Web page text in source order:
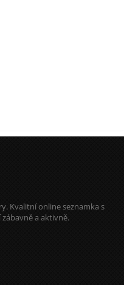
Kvalitní online seznamka s
a aktivně.